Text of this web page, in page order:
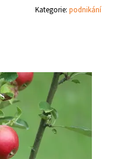
Kategorie: podnikání